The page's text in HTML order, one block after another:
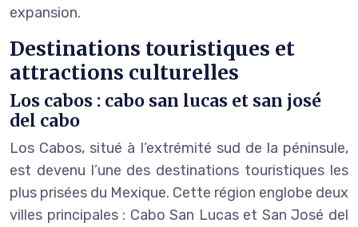
expansion.
Destinations touristiques et
attractions culturelles
Los cabos : cabo san lucas et san josé
del cabo
Los Cabos, situé à l’extrémité sud de la péninsule,
est devenu l’une des destinations touristiques les
plus prisées du Mexique. Cette région englobe deux
villes principales : Cabo San Lucas et San José del